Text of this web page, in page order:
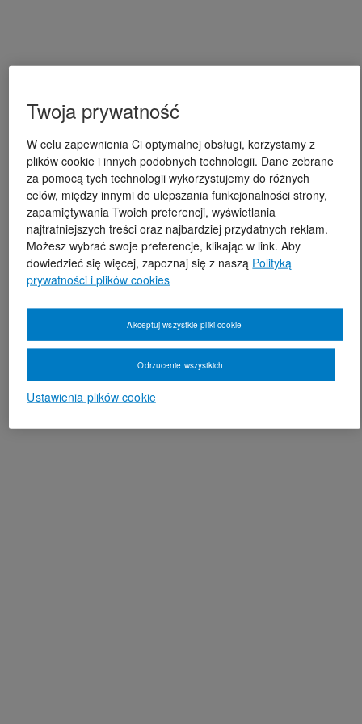
Twoja prywatność
W celu zapewnienia Ci optymalnej obsługi, korzystamy z
plików cookie i innych podobnych technologii. Dane zebrane
za pomocą tych technologii wykorzystujemy do różnych
celów, między innymi do ulepszania funkcjonalności strony,
zapamiętywania Twoich preferencji, wyświetlania
najtrafniejszych treści oraz najbardziej przydatnych reklam.
Możesz wybrać swoje preferencje, klikając w link. Aby
dowiedzieć się więcej, zapoznaj się z naszą Polityką
prywatności i plików cookies
Ustawienia plików cookie
Odrzucenie wszystkich
Akceptuj wszystkie pliki cookie